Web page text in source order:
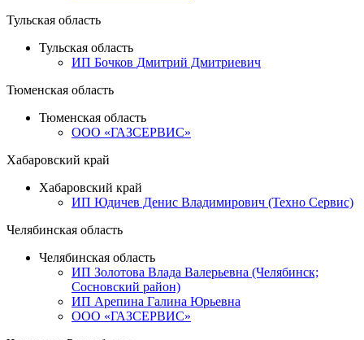
Тульская область
Тульская область
ИП Бочков Дмитрий Дмитриевич
Тюменская область
Тюменская область
ООО «ГАЗСЕРВИС»
Хабаровский край
Хабаровский край
ИП Юдичев Денис Владимирович (Техно Сервис)
Челябинская область
Челябинская область
ИП Золотова Влада Валерьевна (Челябинск;
Сосновский район)
ИП Арепина Галина Юрьевна
ООО «ГАЗСЕРВИС»